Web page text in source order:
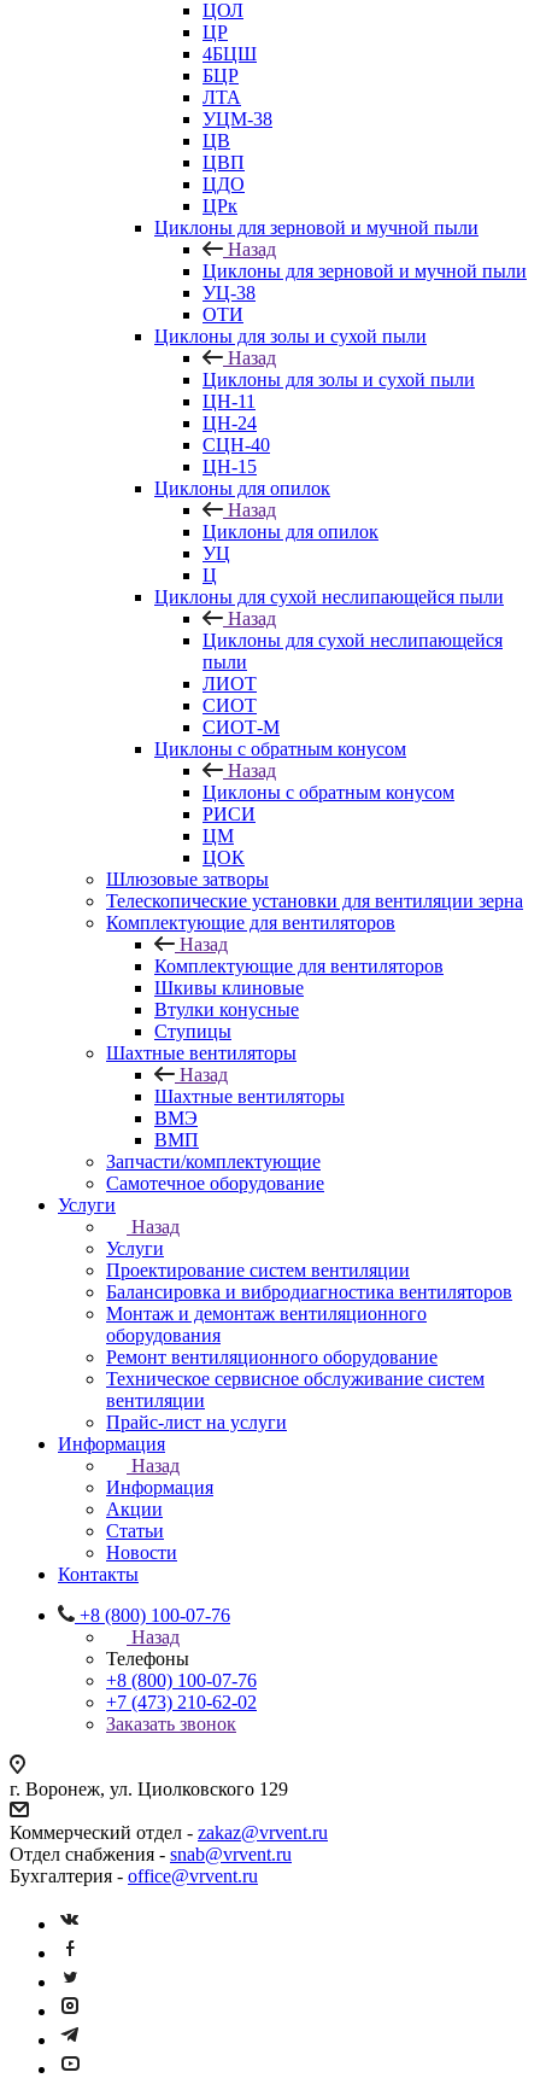
ЦОЛ
ЦР
4БЦШ
БЦР
ЛТА
УЦМ-38
ЦВ
ЦВП
ЦДО
ЦРк
Циклоны для зерновой и мучной пыли
Назад
Циклоны для зерновой и мучной пыли
УЦ-38
ОТИ
Циклоны для золы и сухой пыли
Назад
Циклоны для золы и сухой пыли
ЦН-11
ЦН-24
СЦН-40
ЦН-15
Циклоны для опилок
Назад
Циклоны для опилок
УЦ
Ц
Циклоны для сухой неслипающейся пыли
Назад
Циклоны для сухой неслипающейся
пыли
ЛИОТ
СИОТ
СИОТ-М
Циклоны с обратным конусом
Назад
Циклоны с обратным конусом
РИСИ
ЦМ
ЦОК
Шлюзовые затворы
Телескопические установки для вентиляции зерна
Комплектующие для вентиляторов
Назад
Комплектующие для вентиляторов
Шкивы клиновые
Втулки конусные
Ступицы
Шахтные вентиляторы
Назад
Шахтные вентиляторы
ВМЭ
ВМП
Запчасти/комплектующие
Самотечное оборудование
Услуги
Назад
Услуги
Проектирование систем вентиляции
Балансировка и вибродиагностика вентиляторов
Монтаж и демонтаж вентиляционного
оборудования
Ремонт вентиляционного оборудование
Техническое сервисное обслуживание систем
вентиляции
Прайс-лист на услуги
Информация
Назад
Информация
Акции
Статьи
Новости
Контакты
+8 (800) 100-07-76
Назад
Телефоны
+8 (800) 100-07-76
+7 (473) 210-62-02
Заказать звонок
г. Воронеж, ул. Циолковского 129
Коммерческий отдел - zakaz@vrvent.ru
Отдел снабжения - snab@vrvent.ru
Бухгалтерия - office@vrvent.ru